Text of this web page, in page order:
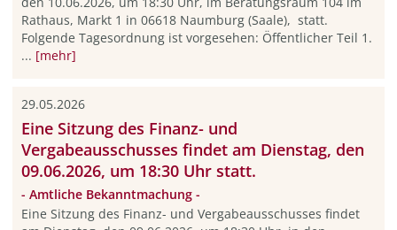
Rathaus, Markt 1 in 06618 Naumburg (Saale), statt.
Folgende Tagesordnung ist vorgesehen: Öffentlicher Teil 1.
... [mehr]
29.05.2026
Eine Sitzung des Finanz- und
Vergabeausschusses findet am Dienstag, den
09.06.2026, um 18:30 Uhr statt.
- Amtliche Bekanntmachung -
Eine Sitzung des Finanz- und Vergabeausschusses findet